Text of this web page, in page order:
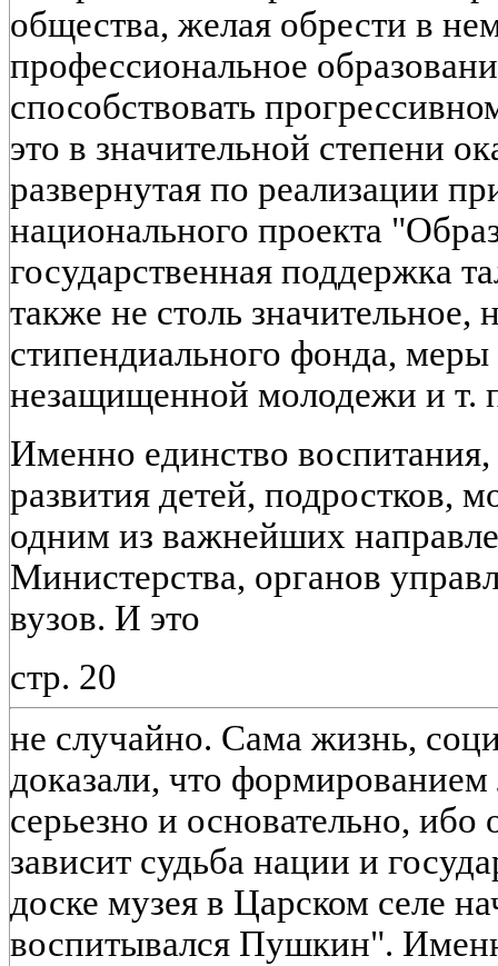
общества, желая обрести в
профессиональное
способствовать
это в значительной степени
развернутая по реализации
национального проекта
государственная поддержка
также не столь значительное,
стипендиального фонда,
незащищенной молодежи и т.
Именно единство воспитания,
развития детей, подростков,
одним из важнейших
Министерства, органов
вузов. И это
стр. 20
не случайно. Сама жизнь,
доказали, что
серьезно и основательно, ибо
зависит судьба нации и
доске музея в Царском селе
воспитывался Пушкин".